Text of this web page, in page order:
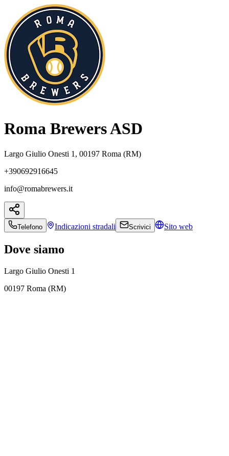
Roma Brewers ASD
Largo Giulio Onesti 1, 00197 Roma (RM)
+390692916645
info@romabrewers.it
Telefono Indicazioni stradali Scrivici Sito web
Dove siamo
Largo Giulio Onesti 1
00197 Roma (RM)